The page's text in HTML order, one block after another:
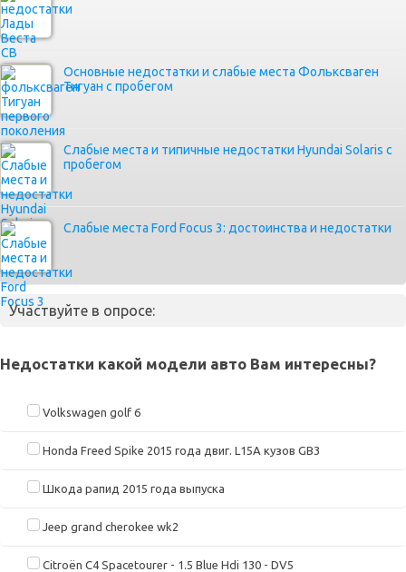
Основные недостатки и слабые места Фольксваген
Тигуан с пробегом
Слабые места и типичные недостатки Hyundai Solaris с
пробегом
Слабые места Ford Focus 3: достоинства и недостатки
Участвуйте в опросе:
Недостатки какой модели авто Вам интересны?
Volkswagen golf 6
Honda Freed Spike 2015 года двиг. L15A кузов GB3
Шкода рапид 2015 года выпуска
Jeep grand cherokee wk2
Citroën C4 Spacetourer - 1.5 Blue Hdi 130 - DV5